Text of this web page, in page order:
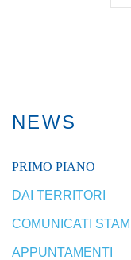
NEWS
PRIMO PIANO
DAI TERRITORI
COMUNICATI
APPUNTAMENTI